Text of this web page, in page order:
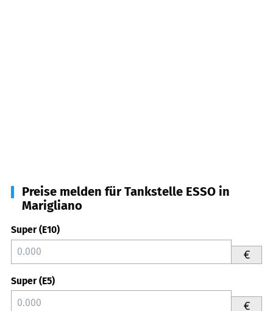
Preise melden für Tankstelle ESSO in
Marigliano
Super (E10)
€
Super (E5)
€